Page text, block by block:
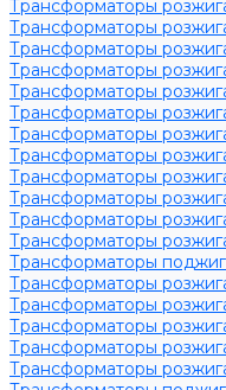
Трансформаторы
Трансформаторы
Трансформаторы
Трансформаторы
Трансформаторы
Трансформаторы
Трансформаторы
Трансформаторы
Трансформаторы
Трансформаторы
Трансформаторы
Трансформаторы
Трансформаторы
Трансформаторы
Трансформаторы
Трансформаторы
Трансформаторы
Трансформаторы